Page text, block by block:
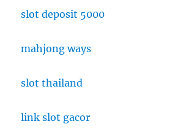
slot deposit 5000
mahjong ways
slot thailand
link slot gacor